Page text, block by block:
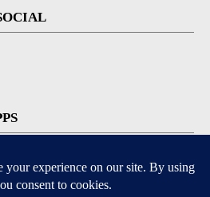
for iOS and Android